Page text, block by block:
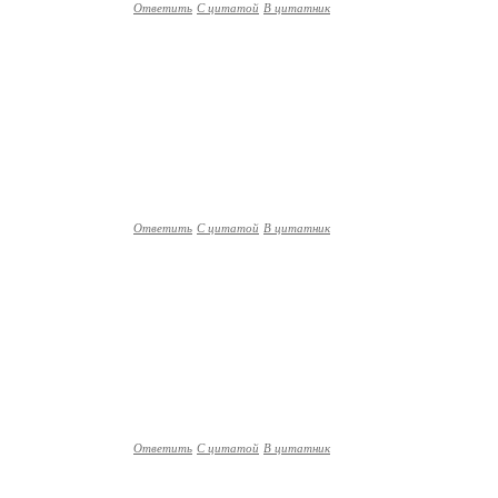
Ответить С цитатой В цитатник
Ответить С цитатой В цитатник
Ответить С цитатой В цитатник